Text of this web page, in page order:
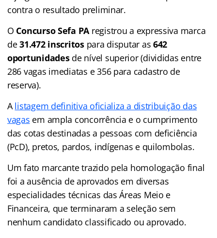
contra o resultado preliminar.
O Concurso Sefa PAregistrou a expressiva marca
de31.472 inscritospara disputar as642
oportunidadesde nível superior (divididas entre
286 vagas imediatas e 356 para cadastro de
reserva).
Alistagem definitiva oficializa a distribuição das
vagas em ampla concorrência e o cumprimento
das cotas destinadas a pessoas com deficiência
(PcD), pretos, pardos, indígenas e quilombolas.
Um fato marcante trazido pela homologação final
foi a ausência de aprovados em diversas
especialidades técnicas das Áreas Meio e
Financeira, que terminaram a seleção sem
nenhum candidato classificado ou aprovado.